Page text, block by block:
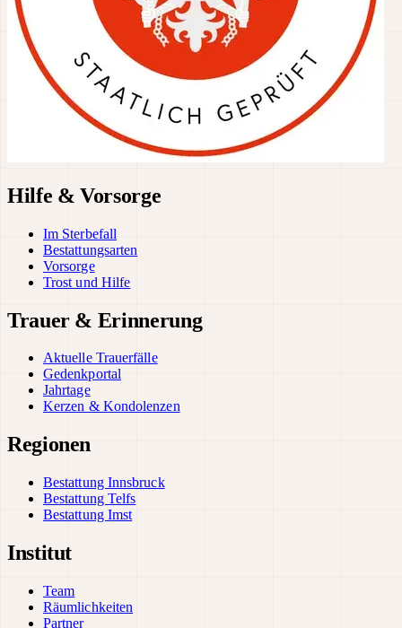
Hilfe & Vorsorge
Im Sterbefall
Bestattungsarten
Vorsorge
Trost und Hilfe
Trauer & Erinnerung
Aktuelle Trauerfälle
Gedenkportal
Jahrtage
Kerzen & Kondolenzen
Regionen
Bestattung Innsbruck
Bestattung Telfs
Bestattung Imst
Institut
Team
Räumlichkeiten
Partner